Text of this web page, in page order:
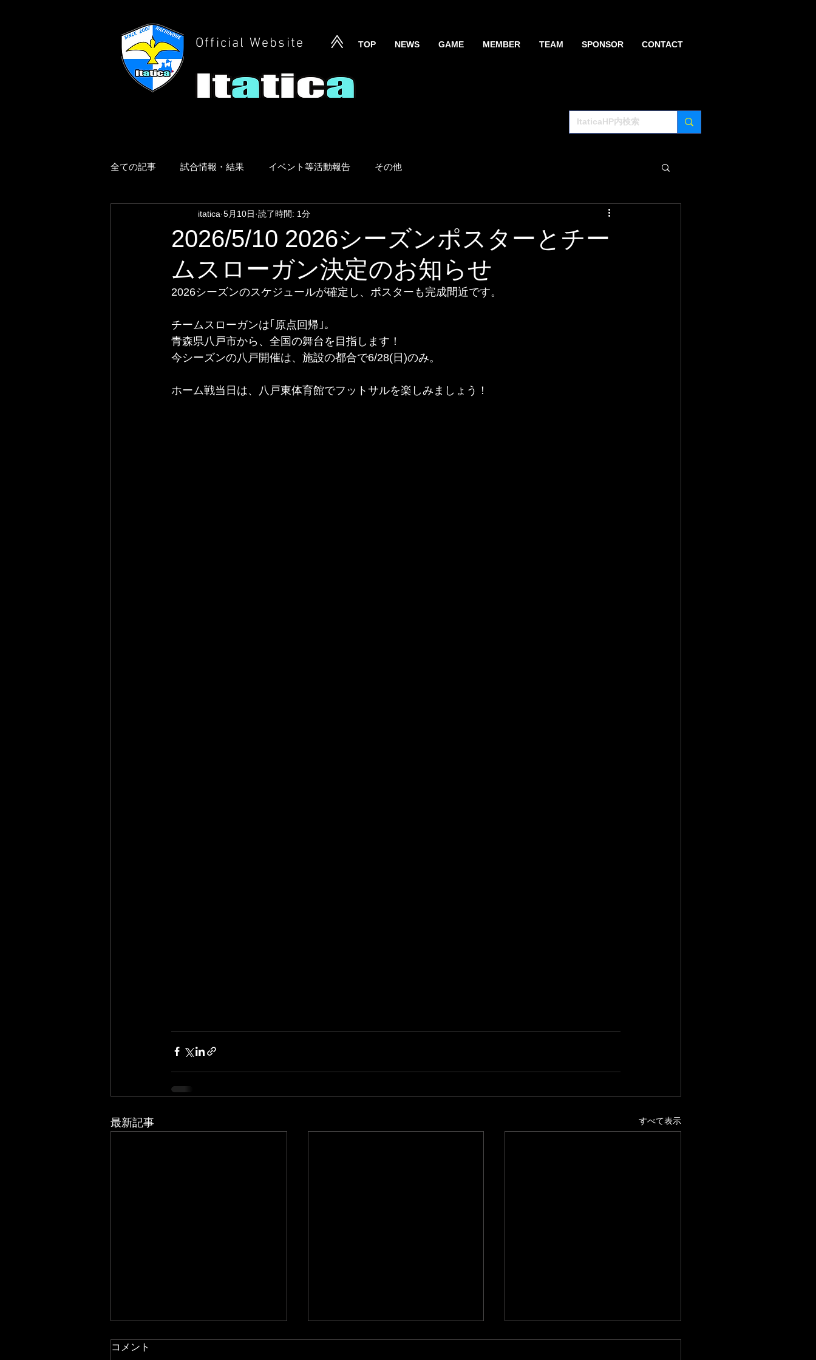
Official Website TOP NEWS GAME MEMBER TEAM SPONSOR CONTACT
全ての記事 試合情報・結果 イベント等活動報告 その他
2026/5/10 2026シーズンポスターとチー
ムスローガン決定のお知らせ
itatica 5月10日 読了時間: 1分
﻿﻿﻿2026シーズンのスケジュールが確定し、ポスターも完成間近です。
チームスローガンは｢原点回帰｣。
青森県八戸市から、全国の舞台を目指します！
今シーズンの八戸開催は、施設の都合で6/28(日)のみ。
ホーム戦当日は、八戸東体育館でフットサルを楽しみましょう！
最新記事 すべて表示
コメント